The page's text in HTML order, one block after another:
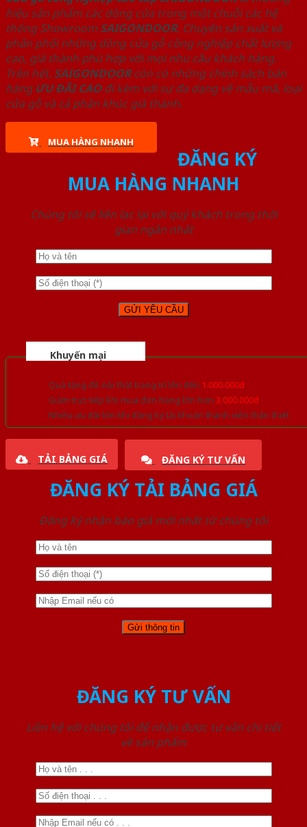
hiệu sản phẩm các dòng cửa trong một chuỗi các hệ
thống Showroom SAIGONDOOR. Chuyên sản xuất và
phân phối những dòng cửa gỗ công nghiệp chất lượng
cao, giá thành phù hợp với mọi nhu cầu khách hàng.
Trên hết, SAIGONDOORcòn có những chính sách bán
hàng ƯU ĐÃI CAOđi kèm với sự đa dạng về mẫu mã, loại
cửa gỗ và cả phân khúc giá thành.
MUA HÀNG NHANH
ĐĂNG KÝ
MUA HÀNG NHANH
Chúng tôi sẽ liên lạc lại với quý khách trong thời
gian ngắn nhất
Khuyến mại
Quà tặng đồ nội thất trang trí lên đến 1.000.000đ
Giảm trực tiếp khi mua đơn hàng lớn hơn 3.000.000đ
Nhiều ưu đãi lớn khi đăng ký tài khoản thành viên thân thiết
TẢI BẢNG GIÁ ĐĂNG KÝ TƯ VẤN
ĐĂNG KÝ TẢI BẢNG GIÁ
Đăng ký nhận báo giá mới nhất từ chúng tôi
ĐĂNG KÝ TƯ VẤN
Liên hệ với chúng tôi để nhận được tư vấn chi tiết
về sản phẩm